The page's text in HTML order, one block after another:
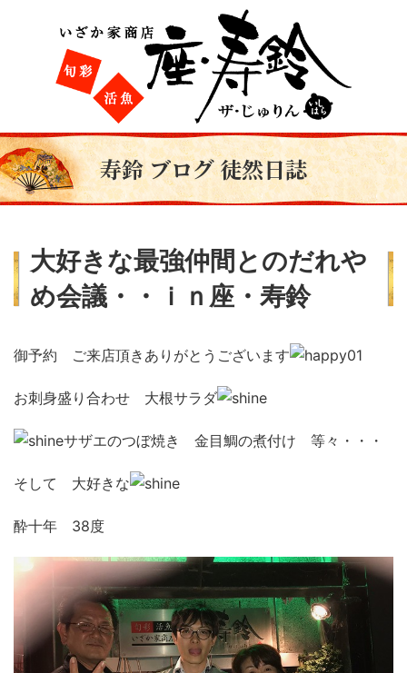
寿鈴 ブログ 徒然日誌
大好きな最強仲間とのだれや
め会議・・ｉｎ座・寿鈴
御予約 ご来店頂きありがとうございます
お刺身盛り合わせ 大根サラダ
サザエのつぼ焼き 金目鯛の煮付け 等々・・・
そして 大好きな
酔十年 38度